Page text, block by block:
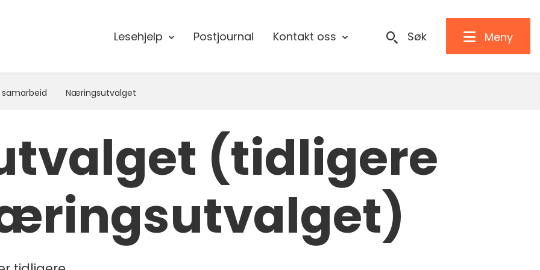
Lesehjelp Postjournal Kontakt oss Søk Meny
Næringsutvalget
(tidligere